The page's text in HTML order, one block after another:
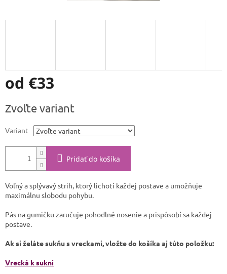
od €33
cena:
Zvoľte variant
Variant
Pridať do košíka
Voľný a splývavý strih, ktorý lichotí každej postave a umožňuje
maximálnu slobodu pohybu.
Pás na gumičku zaručuje pohodlné nosenie a prispôsobí sa každej
postave.
Ak si želáte sukňu s vreckami, vložte do košíka aj túto položku:
Vrecká k sukni